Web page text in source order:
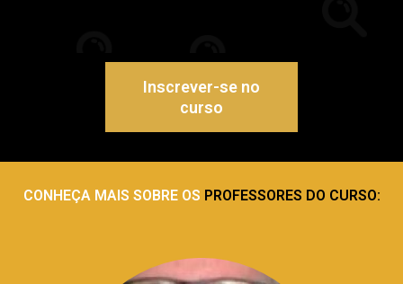
Inscrever-se no
curso
CONHEÇA MAIS SOBRE OS PROFESSORES DO CURSO: